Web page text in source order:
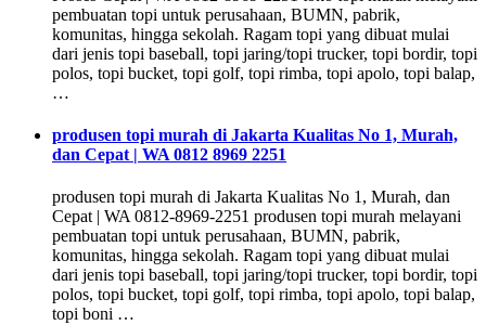
pembuatan topi untuk perusahaan, BUMN, pabrik,
komunitas, hingga sekolah. Ragam topi yang dibuat mulai
dari jenis topi baseball, topi jaring/topi trucker, topi bordir, topi
polos, topi bucket, topi golf, topi rimba, topi apolo, topi balap,
…
produsen topi murah di Jakarta Kualitas No 1, Murah,
dan Cepat | WA 0812 8969 2251
produsen topi murah di Jakarta Kualitas No 1, Murah, dan
Cepat | WA 0812-8969-2251 produsen topi murah melayani
pembuatan topi untuk perusahaan, BUMN, pabrik,
komunitas, hingga sekolah. Ragam topi yang dibuat mulai
dari jenis topi baseball, topi jaring/topi trucker, topi bordir, topi
polos, topi bucket, topi golf, topi rimba, topi apolo, topi balap,
topi boni …